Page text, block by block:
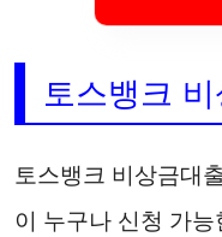
토스뱅크
토스뱅크 비상금대
이 누구나 신청 가